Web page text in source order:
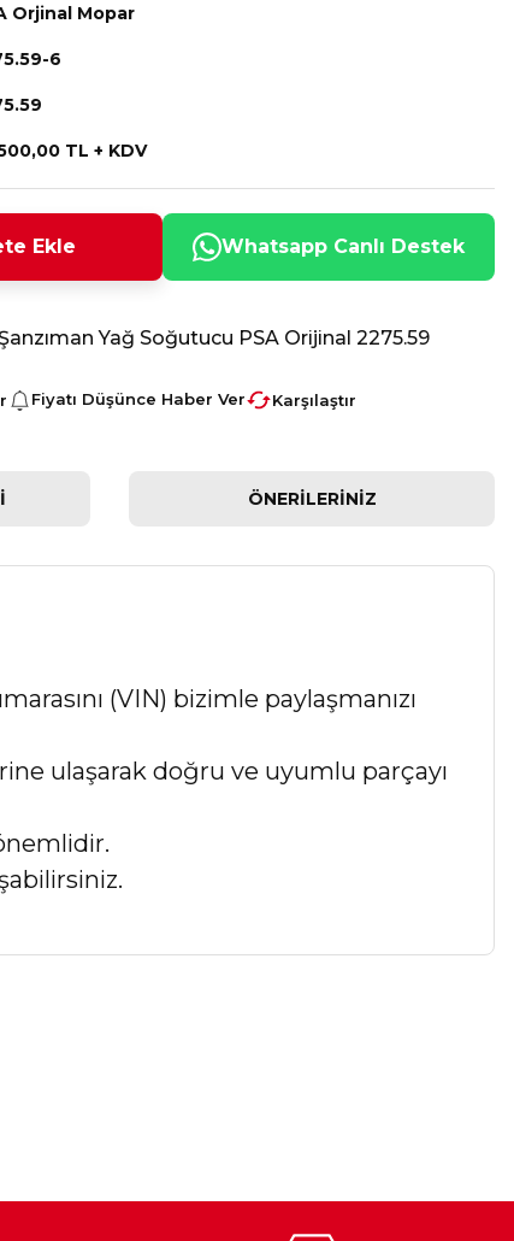
Orjinal Mopar
6
TL + KDV
Ekle Whatsapp Canlı Destek
Yağ Soğutucu PSA Orijinal 2275.59
Fiyatı Düşünce Haber Ver Karşılaştır
ÖNERILERINIZ
(VIN) bizimle paylaşmanızı
ulaşarak doğru ve uyumlu parçayı